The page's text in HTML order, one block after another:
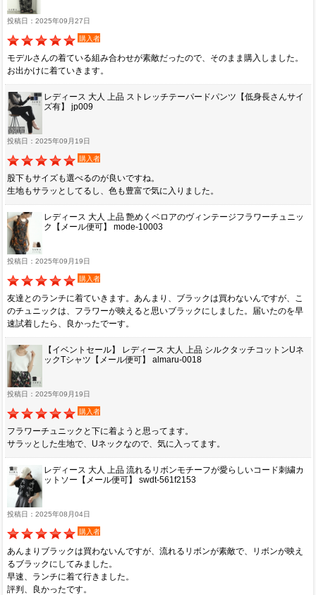
投稿日：2025年09月27日
購入者
モデルさんの着ている組み合わせが素敵だったので、そのまま購入しました。
お出かけに着ていきます。
レディース 大人 上品 ストレッチテーパードパンツ【低身長さんサイ
ズ有】 jp009
投稿日：2025年09月19日
購入者
股下もサイズも選べるのが良いですね。
生地もサラッとしてるし、色も豊富で気に入りました。
レディース 大人 上品 艶めくベロアのヴィンテージフラワーチュニッ
ク【メール便可】 mode-10003
投稿日：2025年09月19日
購入者
友達とのランチに着ていきます。あんまり、ブラックは買わないんですが、こ
のチュニックは、フラワーが映えると思いブラックにしました。届いたのを早
速試着したら、良かったでーす。
【イベントセール】 レディース 大人 上品 シルクタッチコットンUネ
ックTシャツ【メール便可】 almaru-0018
投稿日：2025年09月19日
購入者
フラワーチュニックと下に着ようと思ってます。
サラッとした生地で、Uネックなので、気に入ってます。
レディース 大人 上品 流れるリボンモチーフが愛らしいコード刺繍カ
ットソー【メール便可】 swdt-561f2153
投稿日：2025年08月04日
購入者
あんまりブラックは買わないんですが、流れるリボンが素敵で、リボンが映え
るブラックにしてみました。
早速、ランチに着て行きました。
評判、良かったです。